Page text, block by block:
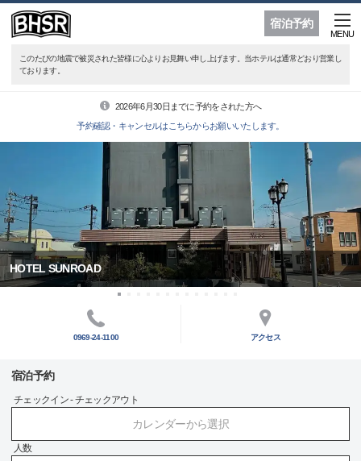
宿泊予約
MENU
このたびの地震で被災された皆様に心よりお見舞い申し上げます。当ホテルは通常どおり営業し
ております。
2026年6月30日までに予約をされた方へ
予約確認・キャンセルはこちらからお願いいたします。
HOTEL SUNROAD
0969-24-1100 アクセス
宿泊予約
チェックイン - チェックアウト
カレンダーから選択
人数